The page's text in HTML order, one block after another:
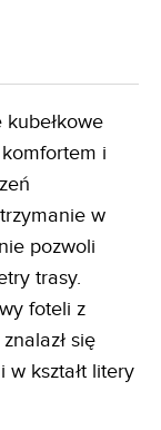
i
w
pozwoli
trasy.
foteli z
się
w kształt litery